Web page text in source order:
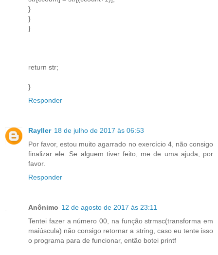
}
}
}
return str;
}
Responder
Rayller 18 de julho de 2017 às 06:53
Por favor, estou muito agarrado no exercício 4, não consigo
finalizar ele. Se alguem tiver feito, me de uma ajuda, por
favor.
Responder
Anônimo 12 de agosto de 2017 às 23:11
Tentei fazer a número 00, na função strmsc(transforma em
maiúscula) não consigo retornar a string, caso eu tente isso
o programa para de funcionar, então botei printf